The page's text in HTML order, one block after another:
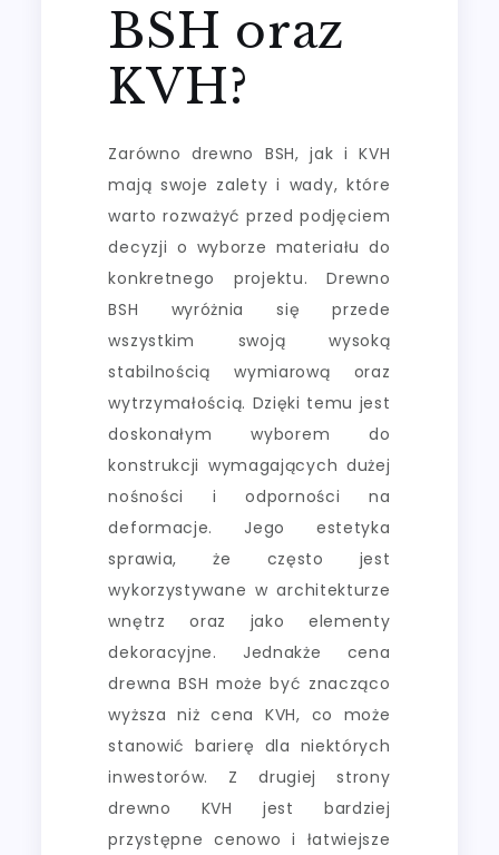
BSH oraz
KVH?
Zarówno drewno BSH, jak i KVH
mają swoje zalety i wady, które
warto rozważyć przed podjęciem
decyzji o wyborze materiału do
konkretnego projektu. Drewno
BSH wyróżnia się przede
wszystkim swoją wysoką
stabilnością wymiarową oraz
wytrzymałością. Dzięki temu jest
doskonałym wyborem do
konstrukcji wymagających dużej
nośności i odporności na
deformacje. Jego estetyka
sprawia, że często jest
wykorzystywane w architekturze
wnętrz oraz jako elementy
dekoracyjne. Jednakże cena
drewna BSH może być znacząco
wyższa niż cena KVH, co może
stanowić barierę dla niektórych
inwestorów. Z drugiej strony
drewno KVH jest bardziej
przystępne cenowo i łatwiejsze